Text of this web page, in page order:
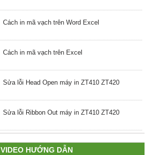
Cách in mã vạch trên Word Excel
Cách in mã vạch trên Excel
Sửa lỗi Head Open máy in ZT410 ZT420
Sửa lỗi Ribbon Out máy in ZT410 ZT420
VIDEO HƯỚNG DẪN